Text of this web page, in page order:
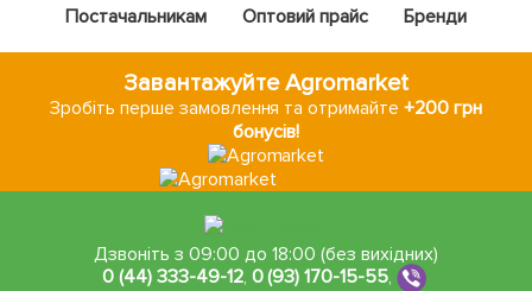
Постачальникам
Оптовий прайс Бренди
Завантажуйте Agromarket
Зробіть перше замовлення та отримайте+200 грн
бонусів!
Дзвоніть з 09:00 до 18:00 (без вихідних)
0 (44) 333-49-12, 0 (93) 170-15-55,